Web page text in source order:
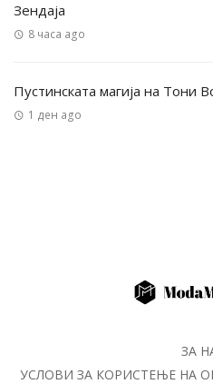
Зендаја
8 часа ago
Пустинската магија на Тони
1 ден ago
ЗА
УСЛОВИ ЗА КОРИСТЕЊЕ НА